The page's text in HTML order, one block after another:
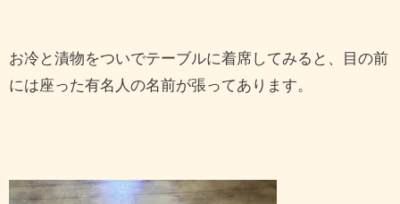
お冷と漬物をついでテーブルに着席してみると、目の前
には座った有名人の名前が張ってあります。